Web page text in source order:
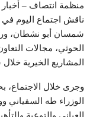
منظمة انتصاف – أخبار
ناقش اجتماع اليوم في
شمسان أبو نشطان،
الحوثي، مجالات
المشاريع الخيرية
وجرى خلال الاجتماع،
الوزراء طه السفياني